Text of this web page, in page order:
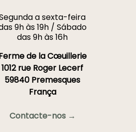
a sexta-feira
9h às 19h / Sábado
das 9h às 16h
de la Cœuillerie
1012 rue Roger Lecerf
59840 Premesques
França
Contacte-nos →